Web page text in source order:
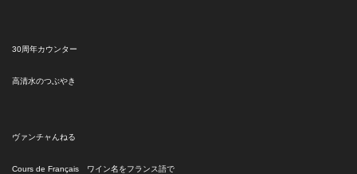
30周年カウンター
高清水のつぶやき
ヴァンチャんねる
Cours de Français ワイン名をフランス語で